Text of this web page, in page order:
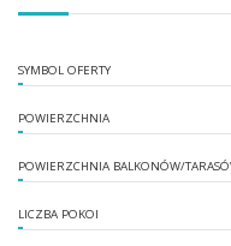
SYMBOL OFERTY
POWIERZCHNIA
POWIERZCHNIA BALKONÓW/
LICZBA POKOI